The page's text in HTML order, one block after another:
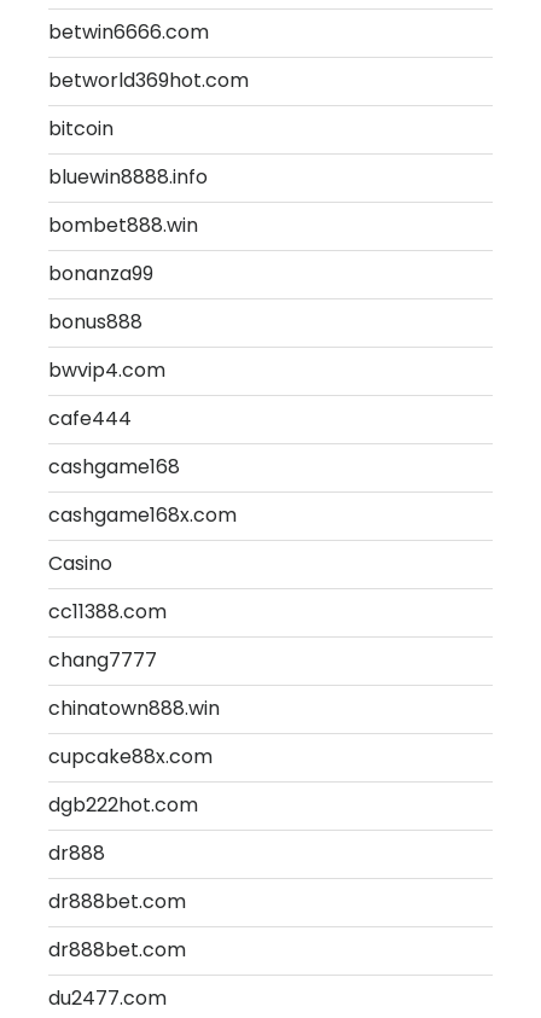
betwin6666.com
betworld369hot.com
bitcoin
bluewin8888.info
bombet888.win
bonanza99
bonus888
bwvip4.com
cafe444
cashgame168
cashgame168x.com
Casino
cc11388.com
chang7777
chinatown888.win
cupcake88x.com
dgb222hot.com
dr888
dr888bet.com
dr888bet.com
du2477.com